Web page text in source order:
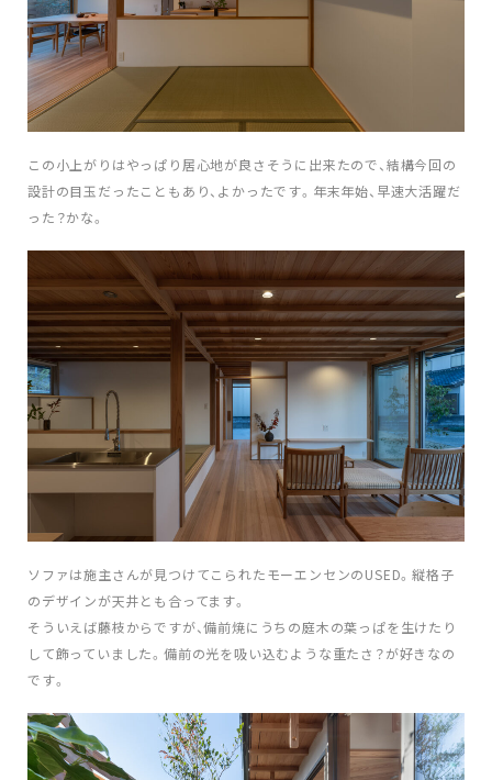
この小上がりはやっぱり居心地が良さそうに出来たので、結構今回の
設計の目玉だったこともあり、よかったです。年末年始、早速大活躍だ
った？かな。
ソファは施主さんが見つけてこられたモーエンセンのUSED。縦格子
のデザインが天井とも合ってます。
そういえば藤枝からですが、備前焼にうちの庭木の葉っぱを生けたり
して飾っていました。備前の光を吸い込むような重たさ？が好きなの
です。